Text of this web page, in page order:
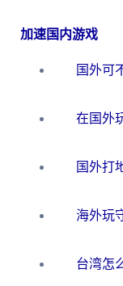
加速国内游戏